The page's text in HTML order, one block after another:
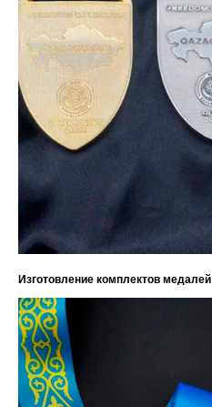
Изготовление комплектов медалей